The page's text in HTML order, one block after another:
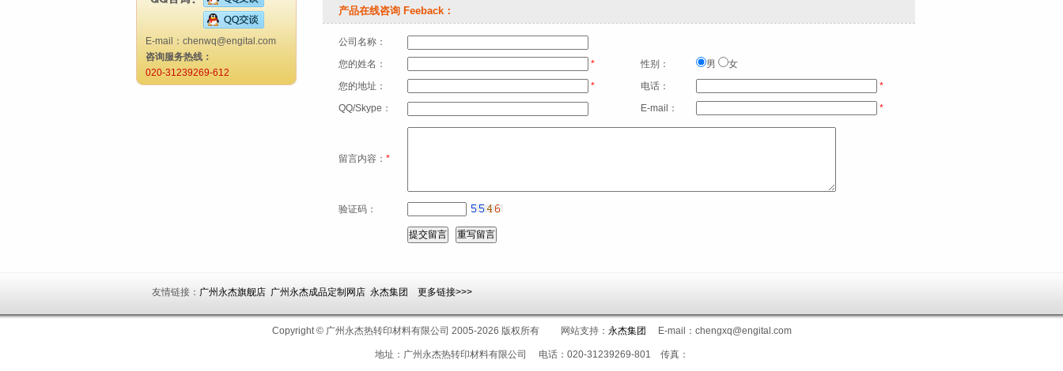
E-mail：chenwq@engital.com
咨询服务热线：
020-31239269-612
产品在线咨询 Feeback：
公司名称：
您的姓名：
* 性别： 男
女
您的地址：
* 电话：
*
QQ/Skype：
E-mail： *
留言内容： *
验证码：
友情链接： 广州永杰旗舰店 广州永杰成品定制网店 永杰集团 更多链接>>>
Copyright © 广州永杰热转印材料有限公司 2005-2026 版权所有 网站支持： 永杰集团 E-mail：chengxq@engital.com
地址：广州永杰热转印材料有限公司 电话：020-31239269-801 传真：